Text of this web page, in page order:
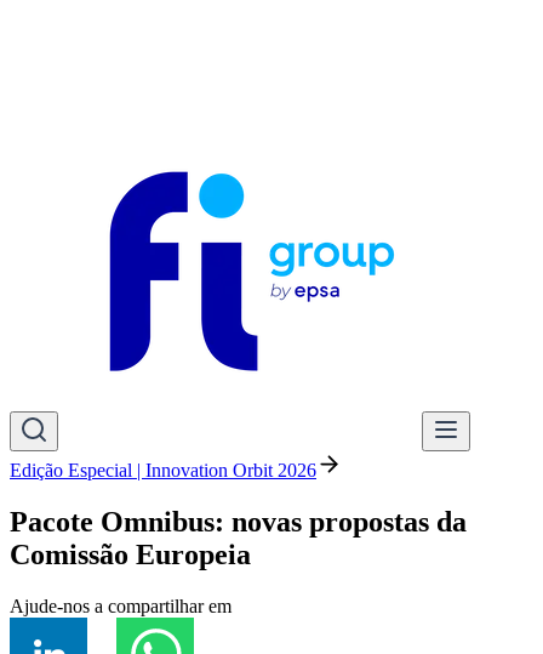
Edição Especial | Innovation Orbit 2026
Pacote Omnibus: novas propostas da
Comissão Europeia
Ajude-nos a compartilhar em